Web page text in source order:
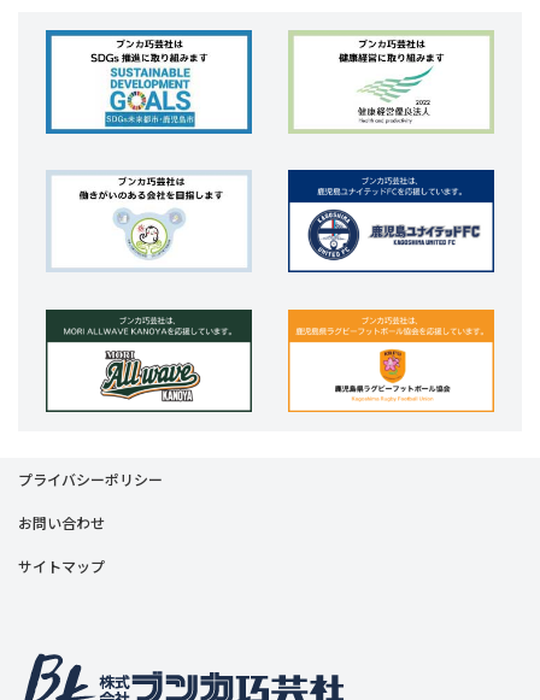
プライバシーポリシー
お問い合わせ
サイトマップ